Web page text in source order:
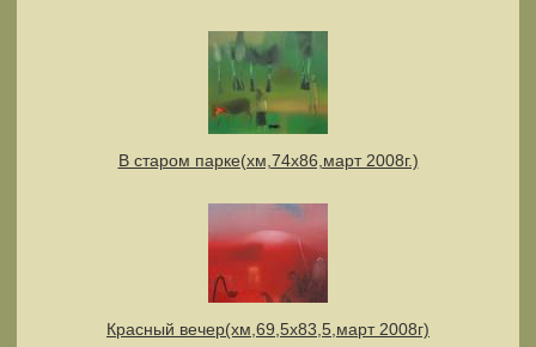
В старом парке(хм,74х86,март 2008г.)
Красный вечер(хм,69,5х83,5,март 2008г)